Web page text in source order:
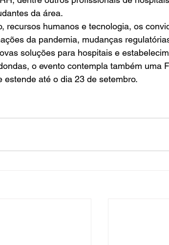
da área.
recursos humanos e tecnologia, os
da pandemia, mudanças
soluções para hospitais e
o evento contempla também uma
até o dia 23 de setembro.